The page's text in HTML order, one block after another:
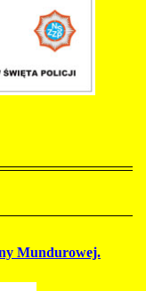
Mundurowej.